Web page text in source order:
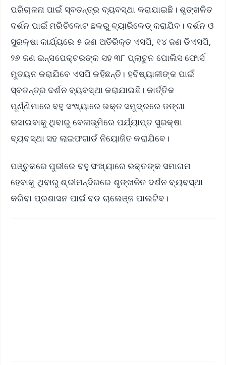
ପରିଚାଳନା ପାଇଁ ସ୍ବତନ୍ତ୍ର ବ୍ୟବସ୍ଥା କରାଯାଇଛି। ଶୃଙ୍ଖଳିତ
ଦର୍ଶନ ପାଇଁ ମରିଚିକୋଟ ଛକରୁ ବ୍ୟାରିକେଡ୍ କରାଯିବ। ଦର୍ଶନ ଓ
ସୁରକ୍ଷା କାର୍ଯ୍ୟରେ ୫ ଜଣ ଅତିରିକ୍ତ ଏସପି, ୧୪ ଜଣ ଡିଏସପି,
୨୬ ଜଣ ଇନ୍ସପେକ୍ଟରଙ୍କ ସହ ୩୮ ପ୍ଲାଟୁନ ପୋଲିସ ଫୋର୍ସ
ମୁତୟନ କରାଯିବେ ଏସପି କହିଛନ୍ତି। ହବିଷ୍ୟାଳୀଙ୍କ ପାଇଁ
ସ୍ବତନ୍ତ୍ର ଦର୍ଶନ ବ୍ୟବସ୍ଥା କରାଯାଇଛି। କାର୍ତ୍ତିକ
ପୂର୍ଣ୍ଣିମାରେ ବହୁ ସଂଖ୍ୟାରେ ଭକ୍ତ ସମୁଦ୍ରରେ ଡଙ୍ଗା
ଭସାଇବାକୁ ଥିବାରୁ ବେଳାଭୂମିରେ ପର୍ଯ୍ୟାପ୍ତ ସୁରକ୍ଷା
ବ୍ୟବସ୍ଥା ସହ ଲାଇଫଗାର୍ଡ ନିୟୋଜିତ କରାଯିବେ।
ପଞ୍ଚୁକରେ ପୁରୀରେ ବହୁ ସଂଖ୍ୟାରେ ଭକ୍ତଙ୍କ ସମାଗମ
ହେବାକୁ ଥିବାରୁ ଶ୍ରୀମନ୍ଦିରରେ ଶୃଙ୍ଖଳିତ ଦର୍ଶନ ବ୍ୟବସ୍ଥା
କରିବା ପ୍ରଶାସନ ପାଇଁ ବଡ ଚାଲେଞ୍ଜ ପାଲଟିବ।